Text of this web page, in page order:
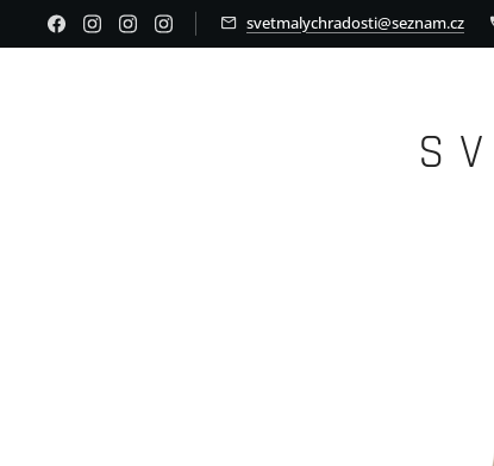
svetmalychradosti@seznam.cz
S